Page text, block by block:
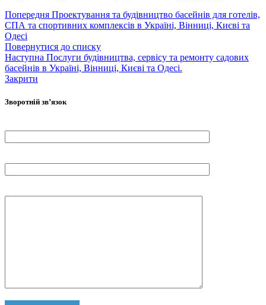
Попередня Проектування та будівництво басейнів для готелів,
СПА та спортивних комплексів в Україні, Вінниці, Києві та
Одесі
Повернутися до списку
Наступна Послуги будівництва, сервісу та ремонту садових
басейнів в Україні, Вінниці, Києві та Одесі.
Закрити
Зворотній зв’язок